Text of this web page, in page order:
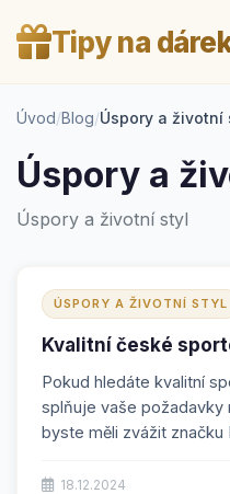
Tipy na
Úvod/Blog/Úspory a životní
Úspory a
Úspory a životní styl
ÚSPORY A ŽIVOTNÍ STYL
Kvalitní české
Pokud hledáte kvalitní
splňuje vaše požadavky
byste měli zvážit značku
18.12.2024